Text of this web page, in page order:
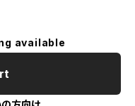
available